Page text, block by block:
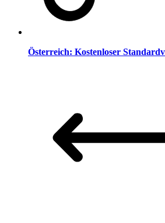
Österreich: Kostenloser